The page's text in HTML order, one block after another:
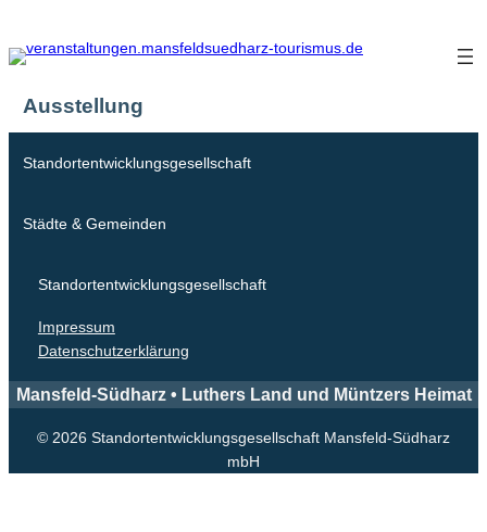
Inhalt
springen
Ausstellung
Standortentwicklungsgesellschaft
Städte & Gemeinden
Standortentwicklungsgesellschaft
Impressum
Datenschutzerklärung
Mansfeld-Südharz • Luthers Land und Müntzers Heimat
© 2026 Standortentwicklungsgesellschaft Mansfeld-Südharz
mbH